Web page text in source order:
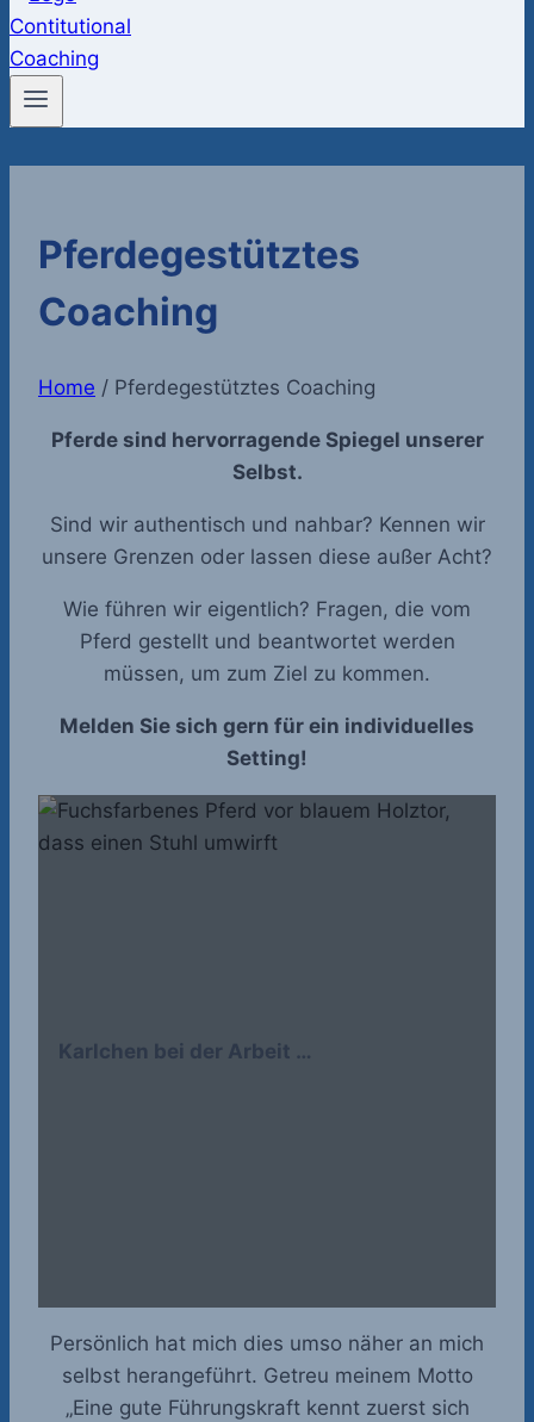
Pferdegestütztes
Coaching
Home / Pferdegestütztes Coaching
Pferde sind hervorragende Spiegel unserer
Selbst.
Sind wir authentisch und nahbar? Kennen wir
unsere Grenzen oder lassen diese außer Acht?
Wie führen wir eigentlich? Fragen, die vom
Pferd gestellt und beantwortet werden
müssen, um zum Ziel zu kommen.
Melden Sie sich gern für ein individuelles
Setting!
Karlchen bei der Arbeit …
Persönlich hat mich dies umso näher an mich
selbst herangeführt. Getreu meinem Motto
„Eine gute Führungskraft kennt zuerst sich